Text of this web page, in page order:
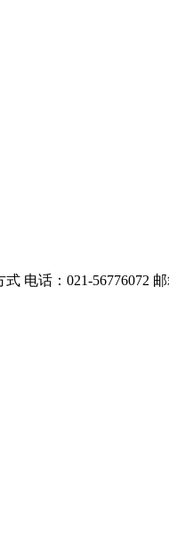
式 电话：021-56776072 邮